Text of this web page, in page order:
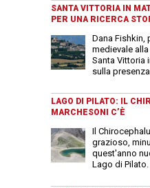
SANTA VITTORIA IN
PER UNA RICERCA
Dana Fishkin,
medievale alla
Santa Vittoria
sulla
LAGO DI PILATO: IL
MARCHESONI C’È
Il
grazioso,
quest'anno
Lago di